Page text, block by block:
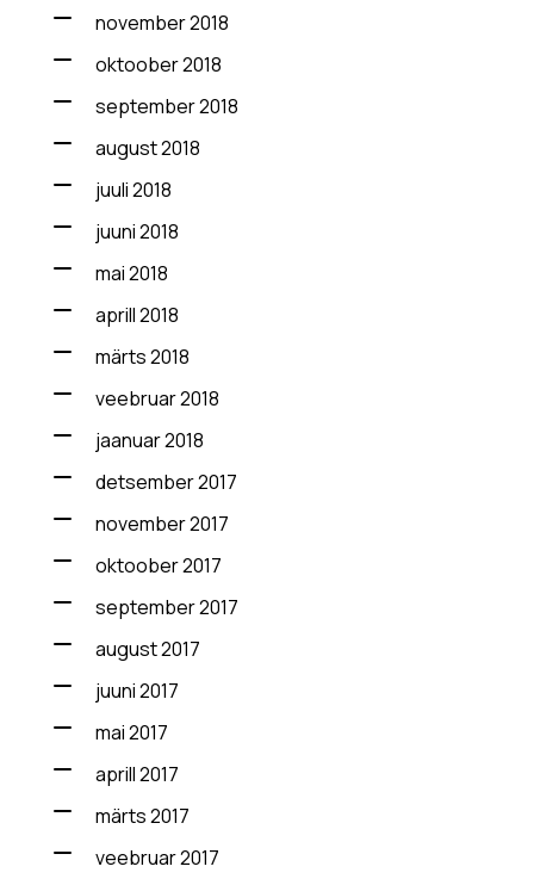
november 2018
oktoober 2018
september 2018
august 2018
juuli 2018
juuni 2018
mai 2018
aprill 2018
märts 2018
veebruar 2018
jaanuar 2018
detsember 2017
november 2017
oktoober 2017
september 2017
august 2017
juuni 2017
mai 2017
aprill 2017
märts 2017
veebruar 2017